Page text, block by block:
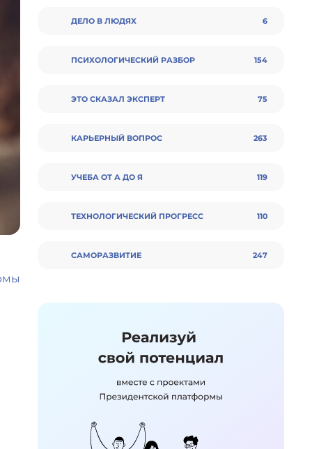
ДЕЛО В ЛЮДЯХ 6
ПСИХОЛОГИЧЕСКИЙ РАЗБОР 154
ЭТО СКАЗАЛ ЭКСПЕРТ 75
КАРЬЕРНЫЙ ВОПРОС 263
УЧЕБА ОТ А ДО Я 119
ТЕХНОЛОГИЧЕСКИЙ ПРОГРЕСС 110
CАМОРАЗВИТИЕ 247